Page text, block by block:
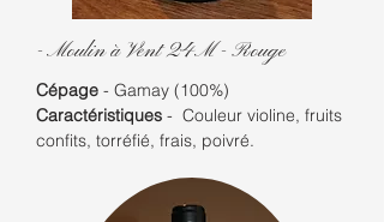
- Moulin à Vent 24M - Rouge
Cépage - Gamay (100%)
Caractéristiques - Couleur violine, fruits
confits, torréfié, frais, poivré.